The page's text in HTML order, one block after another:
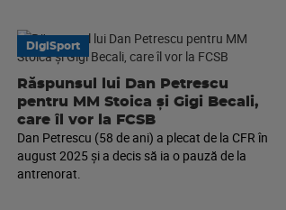
DigiSport
Răspunsul lui Dan Petrescu
pentru MM Stoica și Gigi Becali,
care îl vor la FCSB
Dan Petrescu (58 de ani) a plecat de la CFR în
august 2025 și a decis să ia o pauză de la
antrenorat.